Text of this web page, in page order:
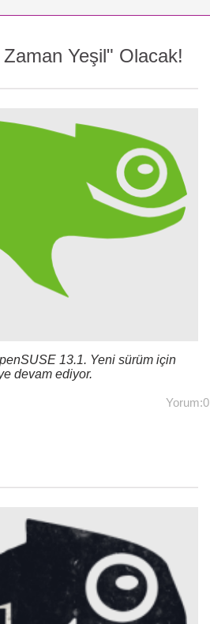
Yeşil" Olacak!
13.1. Yeni sürüm için
devam ediyor.
Yorum:0